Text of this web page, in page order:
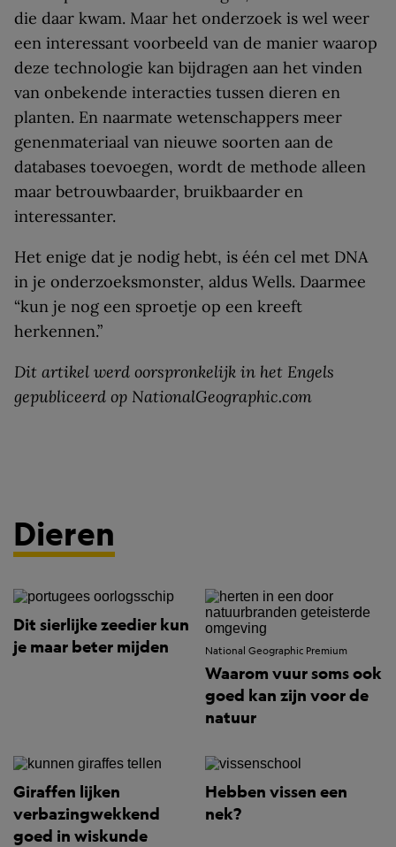
die daar kwam. Maar het onderzoek is wel weer
een interessant voorbeeld van de manier waarop
deze technologie kan bijdragen aan het vinden
van onbekende interacties tussen dieren en
planten. En naarmate wetenschappers meer
genenmateriaal van nieuwe soorten aan de
databases toevoegen, wordt de methode alleen
maar betrouwbaarder, bruikbaarder en
interessanter.
Het enige dat je nodig hebt, is één cel met DNA
in je onderzoeksmonster, aldus Wells. Daarmee
“kun je nog een sproetje op een kreeft
herkennen.”
Dit artikel werd oorspronkelijk in het Engels
gepubliceerd op NationalGeographic.com
Dieren
Dit sierlijke zeedier kun
je maar beter mijden
National Geographic Premium
Waarom vuur soms ook
goed kan zijn voor de
natuur
Giraffen lijken
verbazingwekkend
goed in wiskunde
Hebben vissen een
nek?